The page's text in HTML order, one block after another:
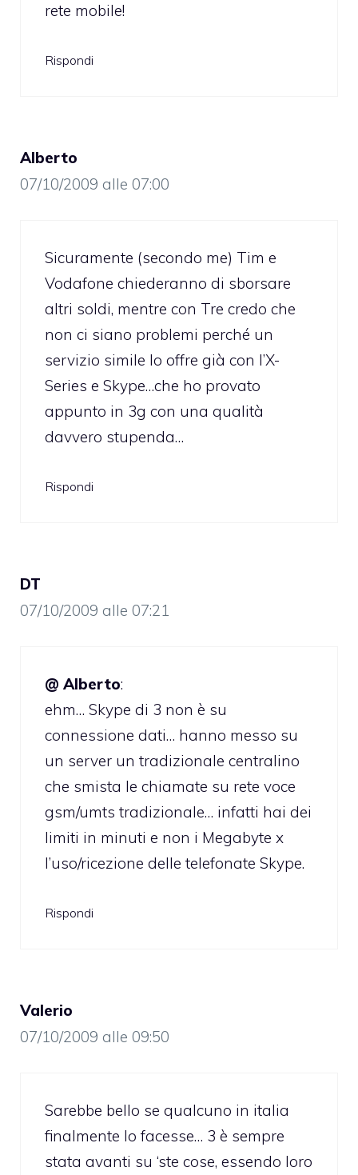
rete mobile!
Rispondi
Alberto
07/10/2009 alle 07:00
Sicuramente (secondo me) Tim e
Vodafone chiederanno di sborsare
altri soldi, mentre con Tre credo che
non ci siano problemi perché un
servizio simile lo offre già con l’X-
Series e Skype…che ho provato
appunto in 3g con una qualità
davvero stupenda…
Rispondi
DT
07/10/2009 alle 07:21
@ Alberto:
ehm… Skype di 3 non è su
connessione dati… hanno messo su
un server un tradizionale centralino
che smista le chiamate su rete voce
gsm/umts tradizionale… infatti hai dei
limiti in minuti e non i Megabyte x
l’uso/ricezione delle telefonate Skype.
Rispondi
Valerio
07/10/2009 alle 09:50
Sarebbe bello se qualcuno in italia
finalmente lo facesse… 3 è sempre
stata avanti su ‘ste cose, essendo loro